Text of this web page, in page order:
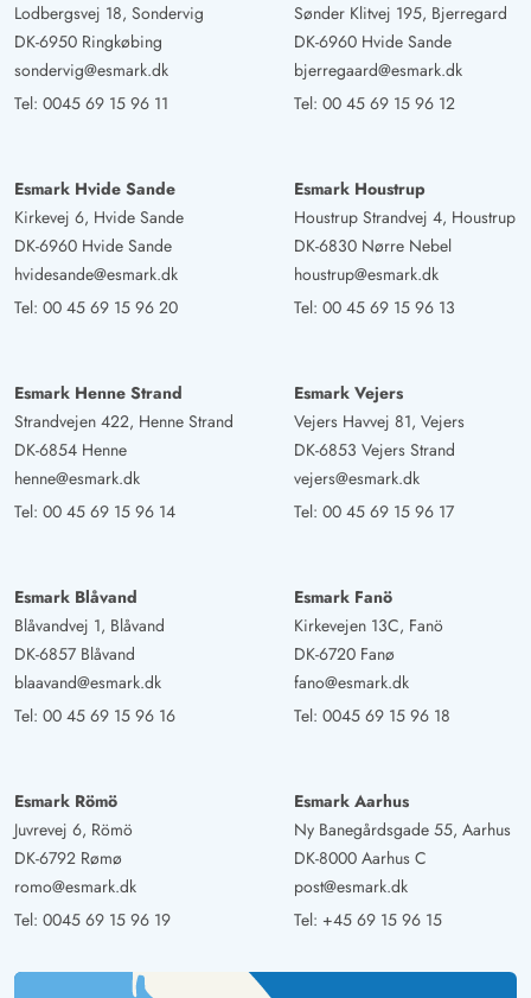
Lodbergsvej 18, Sondervig
DK-6950 Ringkøbing
sondervig@esmark.dk
Tel: 0045 69 15 96 11
Sønder Klitvej 195, Bjerregard
DK-6960 Hvide Sande
bjerregaard@esmark.dk
Tel: 00 45 69 15 96 12
Esmark Hvide Sande
Kirkevej 6, Hvide Sande
DK-6960 Hvide Sande
hvidesande@esmark.dk
Tel: 00 45 69 15 96 20
Esmark Houstrup
Houstrup Strandvej 4, Houstrup
DK-6830 Nørre Nebel
houstrup@esmark.dk
Tel: 00 45 69 15 96 13
Esmark Henne Strand
Strandvejen 422, Henne Strand
DK-6854 Henne
henne@esmark.dk
Tel: 00 45 69 15 96 14
Esmark Vejers
Vejers Havvej 81, Vejers
DK-6853 Vejers Strand
vejers@esmark.dk
Tel: 00 45 69 15 96 17
Esmark Blåvand
Blåvandvej 1, Blåvand
DK-6857 Blåvand
blaavand@esmark.dk
Tel: 00 45 69 15 96 16
Esmark Fanö
Kirkevejen 13C, Fanö
DK-6720 Fanø
fano@esmark.dk
Tel: 0045 69 15 96 18
Esmark Römö
Juvrevej 6, Römö
DK-6792 Rømø
romo@esmark.dk
Tel: 0045 69 15 96 19
Esmark Aarhus
Ny Banegårdsgade 55, Aarhus
DK-8000 Aarhus C
post@esmark.dk
Tel: +45 69 15 96 15